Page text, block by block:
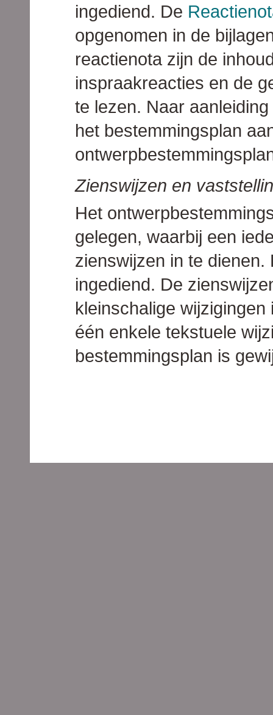
ingediend. De
opgenomen in de
reactienota zijn de
inspraakreacties en de
te lezen. Naar
het bestemmingsplan
Zienswijzen en
Het
gelegen, waarbij een
zienswijzen in te
ingediend. De
kleinschalige
één enkele tekstuele
bestemmingsplan is